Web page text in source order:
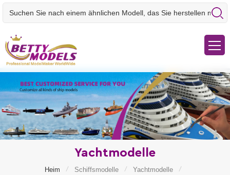
Yachtmodelle
Heim / Schiffsmodelle / Yachtmodelle
/